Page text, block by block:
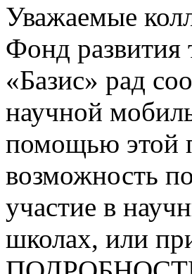
Уважаемые
Фонд развития
«Базис» рад
научной
помощью этой
возможность
участие в
школах, или